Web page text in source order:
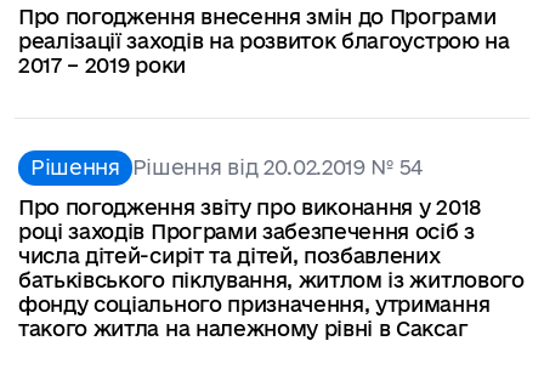
Про погодження внесення змін до Програми
реалізації заходів на розвиток благоустрою на
2017 – 2019 роки
Рішення Рішення від 20.02.2019 № 54
Про погодження звіту про виконання у 2018
році заходів Програми забезпечення осіб з
числа дітей-сиріт та дітей, позбавлених
батьківського піклування, житлом із житлового
фонду соціального призначення, утримання
такого житла на належному рівні в Саксаг